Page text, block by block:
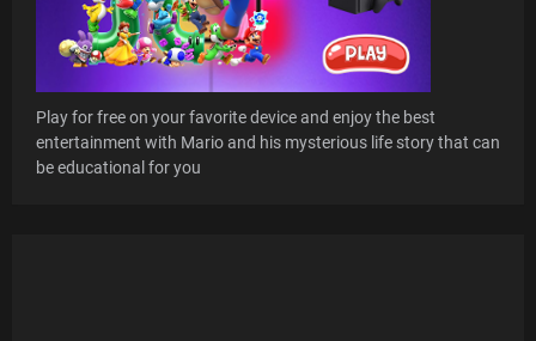
Play for free on your favorite device and enjoy the best
entertainment with Mario and his mysterious life story that can
be educational for you